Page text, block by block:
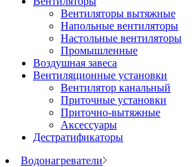
Вентиляторы вытяжные
Напольные вентиляторы
Настольные вентиляторы
Промышленные
Воздушная завеса
Вентиляционные установки
Вентилятор канальный
Приточные установки
Приточно-вытяжные
Аксессуары
Дестратификаторы
Водонагреватели